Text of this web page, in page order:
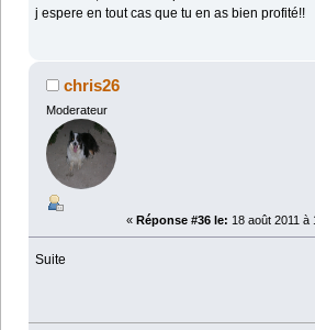
j espere en tout cas que tu en as bien profité!!
chris26
Moderateur
« Réponse #36 le: 18 août 2011 à
Suite